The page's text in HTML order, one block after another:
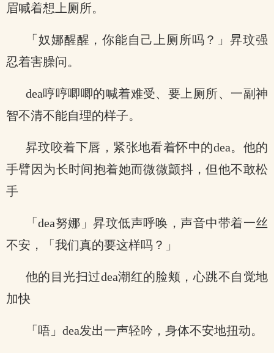
眉喊着想上厕所。
「奴娜醒醒，你能自己上厕所吗？」昇玟强
忍着害臊问。
dea哼哼唧唧的喊着难受、要上厕所、一副神
智不清不能自理的样子。
昇玟咬着下唇，紧张地看着怀中的dea。他的
手臂因为长时间抱着她而微微颤抖，但他不敢松
手
「dea努娜」昇玟低声呼唤，声音中带着一丝
不安，「我们真的要这样吗？」
他的目光扫过dea潮红的脸颊，心跳不自觉地
加快
「唔」dea发出一声轻吟，身体不安地扭动。